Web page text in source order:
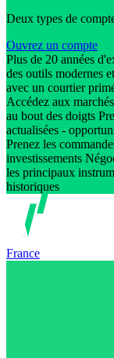
Deux types de
Ouvrez un compte
Plus de 20 années
des outils modernes
avec un courtier
Accédez aux
au bout des doigts
actualisées -
Prenez les
investissements
les principaux
historiques
France